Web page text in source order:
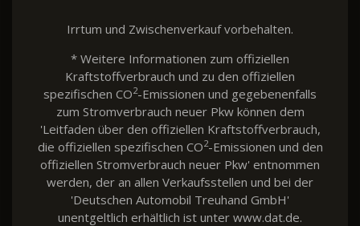
Irrtum und Zwischenverkauf vorbehalten.
* Weitere Informationen zum offiziellen
Kraftstoffverbrauch und zu den offiziellen
spezifischen CO2-Emissionen und gegebenenfalls
zum Stromverbrauch neuer Pkw können dem
'Leitfaden über den offiziellen Kraftstoffverbrauch,
die offiziellen spezifischen CO2-Emissionen und den
offiziellen Stromverbrauch neuer Pkw' entnommen
werden, der an allen Verkaufsstellen und bei der
'Deutschen Automobil Treuhand GmbH'
unentgeltlich erhältlich ist unter www.dat.de.